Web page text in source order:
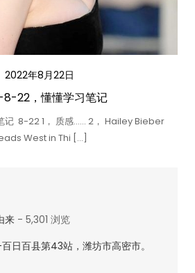
2022年8月22日
22，懂懂学习笔记
记 8-22 1， 质感…… 2， Hailey Bieber
West in Thi […]
来 - 5,301 浏览
日百县第43站，潍坊市高密市。